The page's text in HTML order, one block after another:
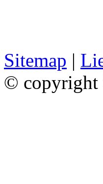
Sitemap |
© copyright